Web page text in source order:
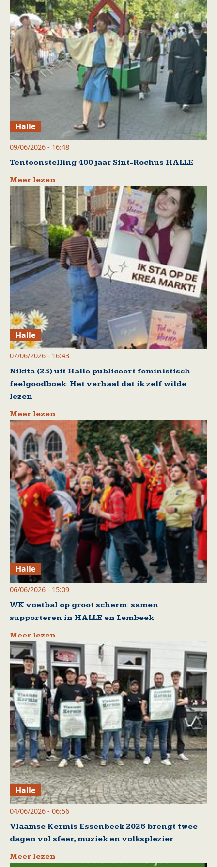
Halle
09/06/2026 - 16:48
Tentoonstelling 400 jaar Sint-Rochus HALLE
Meer lezen
Halle
07/06/2026 - 16:43
Nikita (25) uit Halle publiceert feministisch
feelgoodboek: Het verhaal dat ik zelf wilde
lezen
Meer lezen
Halle
06/06/2026 - 15:09
WK voetbal op groot scherm: samen
supporteren in HALLE en Lembeek
Meer lezen
Halle
04/06/2026 - 06:56
Vlaamse Kermis Essenbeek 2026 brengt twee
dagen vol sfeer, muziek en volksplezier
Meer lezen